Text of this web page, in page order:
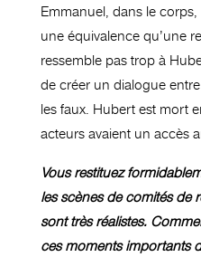
Emmanuel, dans le
une équivalence qu’une
ressemble pas trop à
de créer un dialogue
les faux. Hubert est mort
acteurs avaient un accès
Vous restituez
les scènes de comités de
sont très réalistes.
ces moments importants